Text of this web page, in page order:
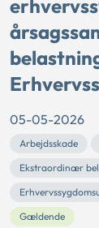
05-05-2026
Arbejdsskade
Ekstraordinær
Gældende